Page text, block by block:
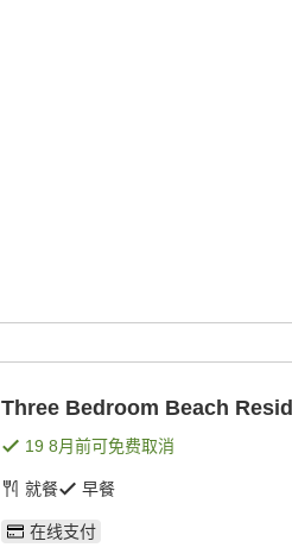
Three Bedroom Beach
19 8月前可免费取消
就餐 早餐
在线支付